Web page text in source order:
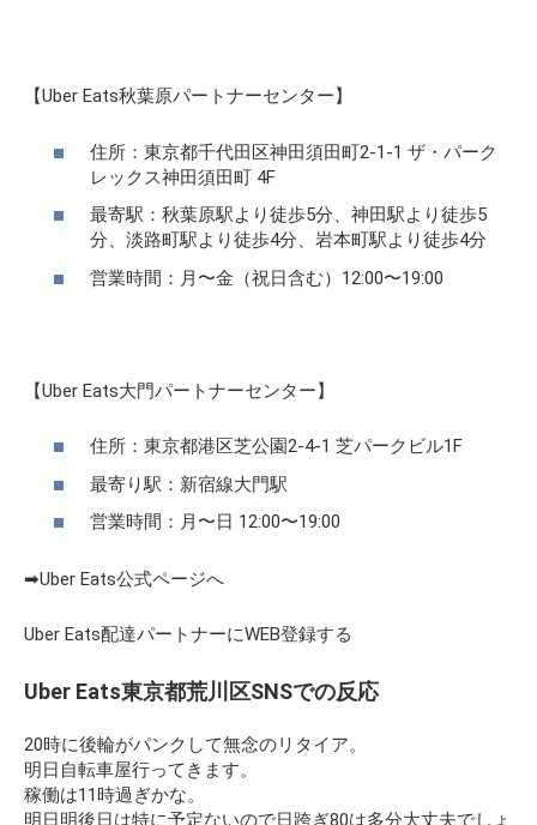
【Uber Eats秋葉原パートナーセンター】
住所：東京都千代田区神田須田町2-1-1 ザ・パーク
レックス神田須田町 4F
最寄駅：秋葉原駅より徒歩5分、神田駅より徒歩5
分、淡路町駅より徒歩4分、岩本町駅より徒歩4分
営業時間：月〜金（祝日含む）12:00〜19:00
【Uber Eats大門パートナーセンター】
住所：東京都港区芝公園2-4-1 芝パークビル1F
最寄り駅：新宿線大門駅
営業時間：月〜日 12:00〜19:00
➡Uber Eats公式ページへ
Uber Eats配達パートナーにWEB登録する
Uber Eats東京都荒川区SNSでの反応
20時に後輪がパンクして無念のリタイア。
明日自転車屋行ってきます。
稼働は11時過ぎかな。
明日明後日は特に予定ないので日跨ぎ80は多分大丈夫でしょ